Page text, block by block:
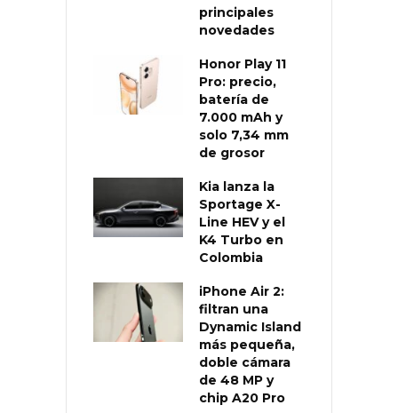
principales
novedades
Honor Play 11
Pro: precio,
batería de
7.000 mAh y
solo 7,34 mm
de grosor
Kia lanza la
Sportage X-
Line HEV y el
K4 Turbo en
Colombia
iPhone Air 2:
filtran una
Dynamic Island
más pequeña,
doble cámara
de 48 MP y
chip A20 Pro